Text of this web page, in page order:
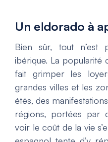
Un eldorado à
Bien sûr, tout n’est
ibérique. La popularité
fait grimper les
grandes villes et les
étés, des
régions, portées par
voir le coût de la vie